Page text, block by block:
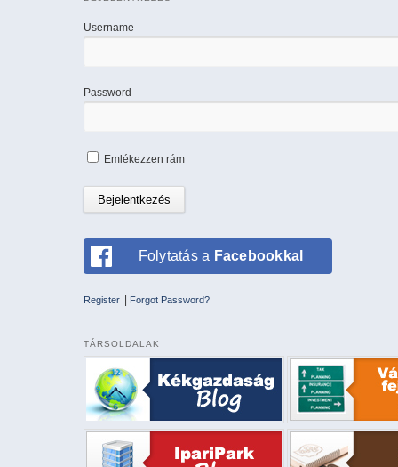
Username
Password
Emlékezzen rám
Folytatás a Facebookkal
Register Forgot Password?
TÁRSOLDALAK